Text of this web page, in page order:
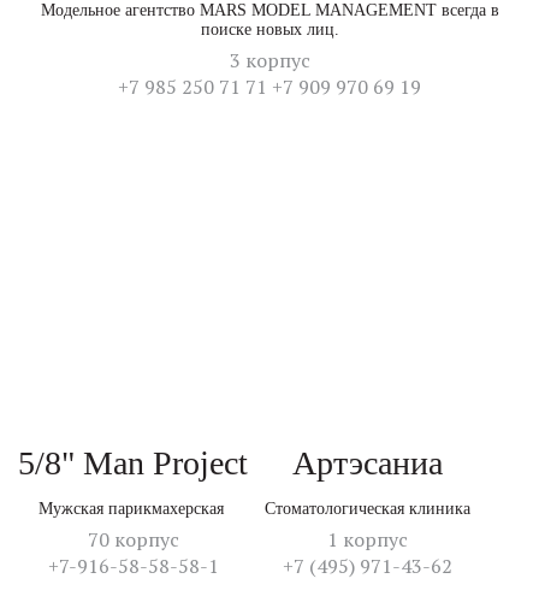
Модельное агентство MARS MODEL MANAGEMENT всегда в
поиске новых лиц.
3 корпус
+7 985 250 71 71 +7 909 970 69 19
5/8" Man Project
Мужская парикмахерская
70 корпус
+7-916-58-58-58-1
Артэсаниа
Стоматологическая клиника
1 корпус
+7 (495) 971-43-62